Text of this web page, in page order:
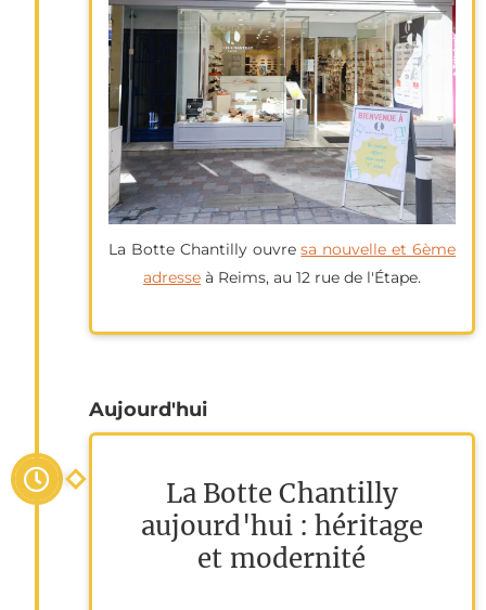
La Botte Chantilly ouvresa nouvelle et 6ème
adresse à Reims, au 12 rue de l'Étape.
Aujourd'hui
La Botte Chantilly
aujourd'hui : héritage
et modernité